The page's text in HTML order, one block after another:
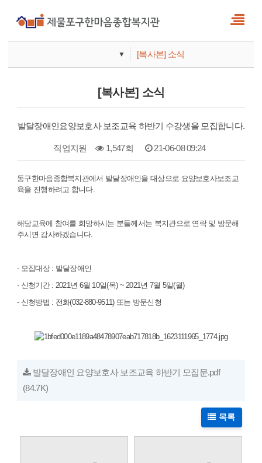
▼
기관안내
[복사본] 소식
[복사본] 소식
발달장애인요양보호사 보조교육 하반기 수강생을 모집합니다.
직업지원 1,547회 21-06-08 09:24
본문
동구한마음종합복지관에서 발달장애인을 대상으로 요양보호사보조교
육을 진행하려고 합니다.
해당교육에 참여를 희망하시는 분들께서는 복지관으로 연락 및 방문해
주시면 감사하겠습니다.
- 모집대상 : 발달장애인
- 신청기간 : 2021년 6월 10일(목) ~ 2021년 7월 5일(월)
- 신청방법 : 전화(032-880-9511) 또는 방문신청
발달장애인 요양보호사 보조교육 하반기 모집문.pdf
(84.7K)
목록